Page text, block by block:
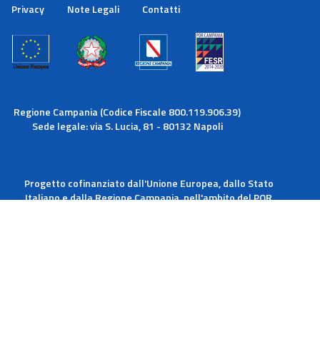
Privacy Note Legali Contatti
Regione Campania (Codice Fiscale 800.119.906.39)
Sede legale: via S. Lucia, 81 - 80132 Napoli
Progetto cofinanziato dall'Unione Europea, dallo Stato
Italiano e dalla Regione Campania, nell'ambito del POR
Maggiori informazioni